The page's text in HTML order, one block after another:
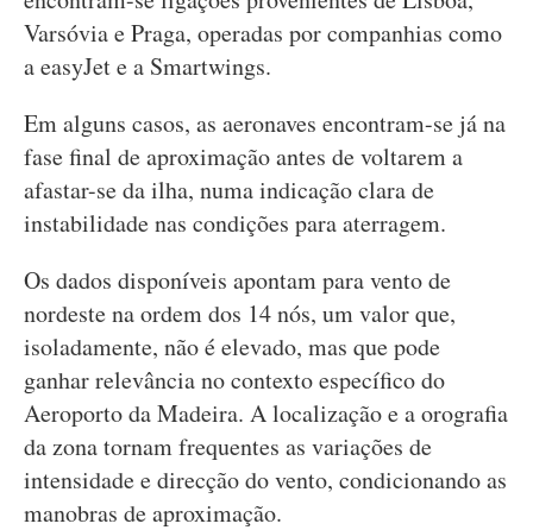
Varsóvia e Praga, operadas por companhias como
a easyJet e a Smartwings.
Em alguns casos, as aeronaves encontram-se já na
fase final de aproximação antes de voltarem a
afastar-se da ilha, numa indicação clara de
instabilidade nas condições para aterragem.
Os dados disponíveis apontam para vento de
nordeste na ordem dos 14 nós, um valor que,
isoladamente, não é elevado, mas que pode
ganhar relevância no contexto específico do
Aeroporto da Madeira. A localização e a orografia
da zona tornam frequentes as variações de
intensidade e direcção do vento, condicionando as
manobras de aproximação.